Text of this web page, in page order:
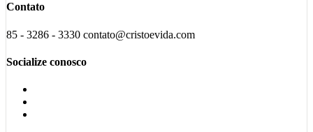
Contato
85 - 3286 - 3330 contato@cristoevida.com
Socialize conosco